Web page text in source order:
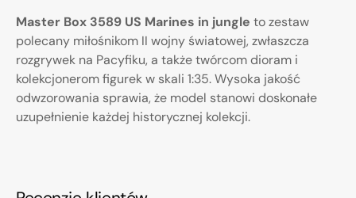
Master Box 3589 US Marines in jungle to zestaw
polecany miłośnikom II wojny światowej, zwłaszcza
rozgrywek na Pacyfiku, a także twórcom dioram i
kolekcjonerom figurek w skali 1:35. Wysoka jakość
odwzorowania sprawia, że model stanowi doskonałe
uzupełnienie każdej historycznej kolekcji.